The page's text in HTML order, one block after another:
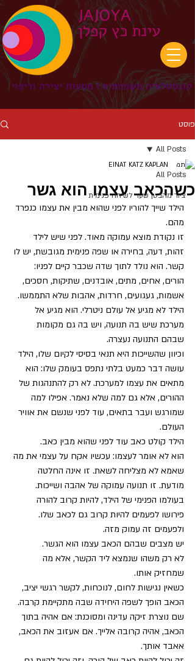
פוסט
All Posts
ציור מהבטן שער לשיחה פנימית
All Posts
כשהכאב עצמו הוא גשר
EINAT KATZ KAPLAN
הילד שייך להוריו לפני שהוא מבין את עצמו כנפרד
מהם.
זו נקודת מוצא עמוקה מאוד. לפני שיש לילד
זהות, דעה, בחירה או שפה פנימית מגובשת, יש לו
קשר. הוא נולד לתוך שדה שכבר קיים לפניו:
הורים, אחים, מתים, אובדנים, שתיקות, חסכים,
אשמות, געגועים, חרדות, אהבות שלא התממשו.
הילד לא מגיע אל עולם ניטרלי. הוא מגיע אל
מערכת שיש בה תנועה, ויש בה גם מקומות
שבהם התנועה נעצרה.
וכיוון שהשייכות היא תנאי בסיסי לקיום שלו, הילד
עושה דבר כמעט בלתי נתפס בעומק שלו: הוא
מתאים את עצמו למערכת. לא רק להתנהגות של
ההורים, אלא גם למה שלא נאמר. אפילו למה
שמורגש ועבר בתאים, עוד לפני שנשם את אוויר
העולם.
הילד קולט כאב עוד לפני שהוא מבין כאב.
הוא לא אומר לעצמו: עכשיו אקח על עצמי את מה
שאמא לא מצליחה לשאת. זו אינה החלטה
מודעת. זו תנועה עמוקה של אהבה ושייכות.
בעולמו הפנימי של הילד, להיות קרוב להורה
פירושו לפעמים להיות קרוב גם לכאב שלו.
ולפעמים זה עמוק מזה.
יש מצבים שבהם הכאב עצמו הוא הגשר.
לא רק משהו שנמצא ליד הקשר, אלא מה
שמחזיק אותו.
כשאין נגישות לחום, לנוכחות, לקשר רגשי יציב,
הכאב הופך לשפה היחידה שבה מתקיימת קרבה.
שם נוצרת זיקה עדינה ומסוכנת: אם אהיה בתוך
הכאב, אהיה קרובה אלייך. אם אעזוב את הכאב,
אאבד אותך.